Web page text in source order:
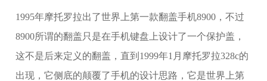
1995年摩托罗拉出了世界上第一款翻盖手机8900，不过
8900所谓的翻盖只是在手机键盘上设计了一个保护盖，
这不是后来定义的翻盖，直到1999年1月摩托罗拉328c的
出现，它侧底的颠覆了手机的设计思路，它是世界上第